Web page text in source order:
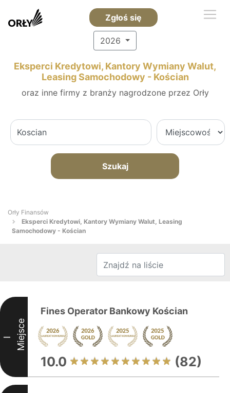
Zgłoś się
2026
Eksperci Kredytowi, Kantory Wymiany Walut,
Leasing Samochodowy - Kościan
oraz inne firmy z branży nagrodzone przez Orły
Szukaj
Orły Finansów
Eksperci Kredytowi, Kantory Wymiany Walut, Leasing
Samochodowy - Kościan
I Miejsce
Fines Operator Bankowy Kościan
10.0 (82)